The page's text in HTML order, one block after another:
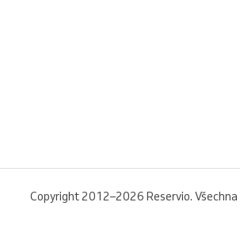
Copyright 2012–2026 Reservio. Všechna